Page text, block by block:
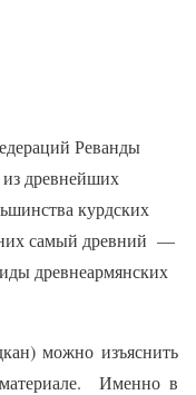
Реванды
древнейших
курдских
самый древний —
древнеармянских
можно изъяснить
Именно в